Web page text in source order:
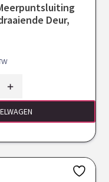
Deur,
+